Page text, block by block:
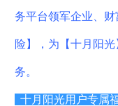
务平台领军企业、
险】，为【十月阳
务。
十月阳光用户专属